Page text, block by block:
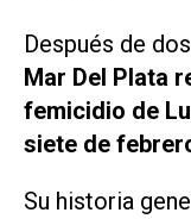
Después de
Mar Del Plata
femicidio de
siete de
Su historia